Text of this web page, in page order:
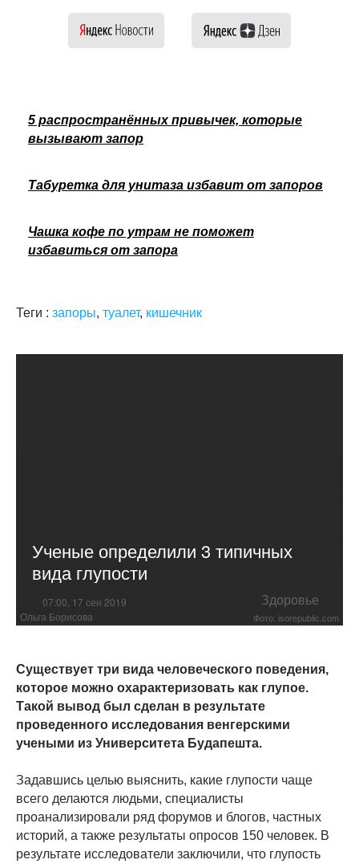
5 распространённых привычек, которые
вызывают запор
Табуретка для унитаза избавит от запоров
Чашка кофе по утрам не поможет
избавиться от запора
Теги : запоры, туалет, кишечник
Ученые определили 3 типичных
вида глупости
07:00, 17 сен 2019 Здоровье
Ольга Борисова Фото: isorepublic.com
Существует три вида человеческого поведения,
которое можно охарактеризовать как глупое.
Такой вывод был сделан в результате
проведенного исследования венгерскими
учеными из Университета Будапешта.
Задавшись целью выяснить, какие глупости чаще
всего делаются людьми, специалисты
проанализировали ряд форумов и блогов, частных
историй, а также результаты опросов 150 человек. В
результате исследователи заключили, что глупость